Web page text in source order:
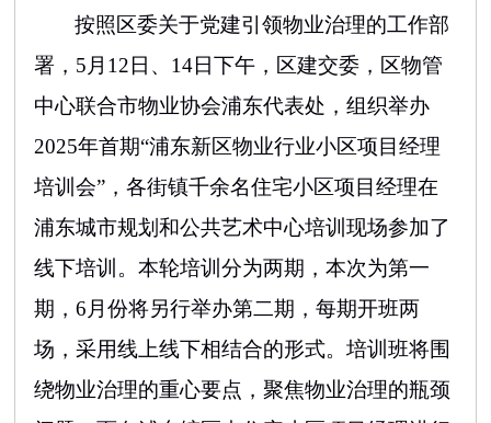
按照区委关于党建引领物业治理的工作部
署， 5月12日、14日下午， 区建交委，区物管
中心联合市物业协会浦东代表处，组织举办
2025年首期“浦东新区物业行业小区项目经理
培训会”，各街镇千余名住宅小区项目经理在
浦东城市规划和公共艺术中心培训现场参加了
线下培训。本轮培训分为两期，本次为第一
期， 6月份将另行举办第二期， 每期开班两
场，采用线上线下相结合的形式。培训班将围
绕物业治理的重心要点，聚焦物业治理的瓶颈